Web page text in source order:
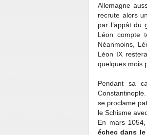
Allemagne
recrute alors
par l’appât du
Léon compte
Néanmoins,
Léon IX
quelques mois
Pendant sa
se proclame
le Schisme
En mars
échec dans